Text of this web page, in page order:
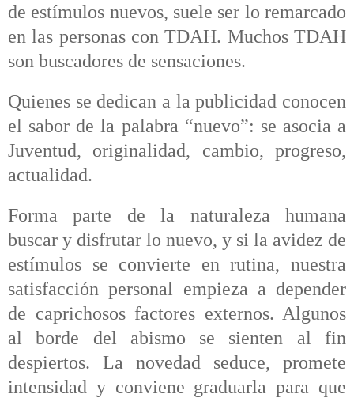
de estímulos nuevos, suele ser lo remarcado
en las personas con TDAH. Muchos TDAH
son buscadores de sensaciones.
Quienes se dedican a la publicidad conocen
el sabor de la palabra “nuevo”: se asocia a
Juventud, originalidad, cambio, progreso,
actualidad.
Forma parte de la naturaleza humana
buscar y disfrutar lo nuevo, y si la avidez de
estímulos se convierte en rutina, nuestra
satisfacción personal empieza a depender
de caprichosos factores externos. Algunos
al borde del abismo se sienten al fin
despiertos. La novedad seduce, promete
intensidad y conviene graduarla para que